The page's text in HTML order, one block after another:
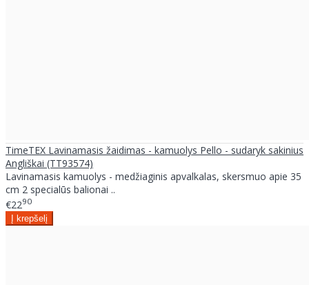
TimeTEX Lavinamasis žaidimas - kamuolys Pello - sudaryk sakinius
Angliškai (TT93574)
Lavinamasis kamuolys - medžiaginis apvalkalas, skersmuo apie 35
cm 2 specialūs balionai ..
€2290